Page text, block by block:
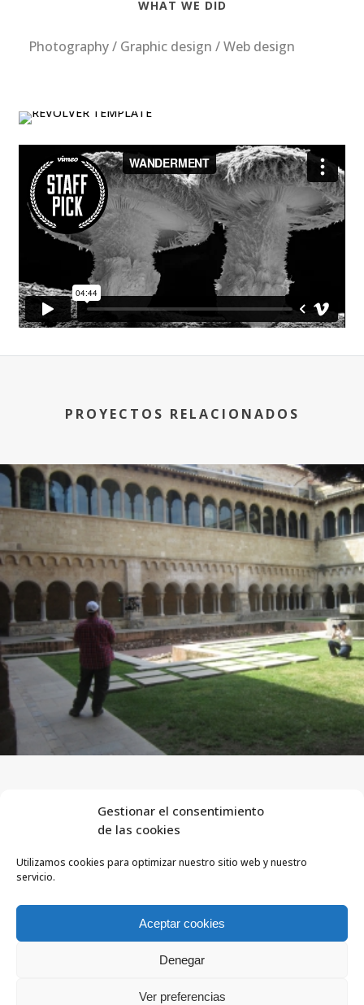
Gestionar el consentimiento
de las cookies
Utilizamos cookies para optimizar nuestro sitio web y nuestro
servicio.
Aceptar cookies
Denegar
Ver preferencias
WHAT WE DID
Photography / Graphic design / Web design
PROYECTOS RELACIONADOS
INICIO
SERVICIOS
ESCUELA DE VUELO
NOSOTROS
HERRAMIENTAS